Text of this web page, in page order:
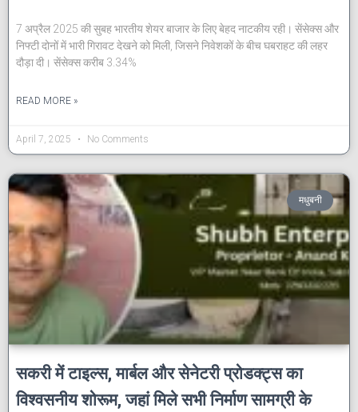
7 अप्रैल 2025 की सुबह भारतीय शेयर बाजार के लिए बेहद नाटकीय रही। सेंसेक्स और
निफ्टी दोनों में भारी गिरावट देखने को मिली, जिसने निवेशकों के बीच घबराहट की लहर
दौड़ा दी। सेंसेक्स करीब 3.34%
READ MORE »
April 7, 2025 No Comments
मधुबनी
सकरी में टाइल्स, मार्बल और सेनेटरी प्रोडक्ट्स का
विश्वसनीय शोरूम, जहां मिले सभी निर्माण सामग्री के